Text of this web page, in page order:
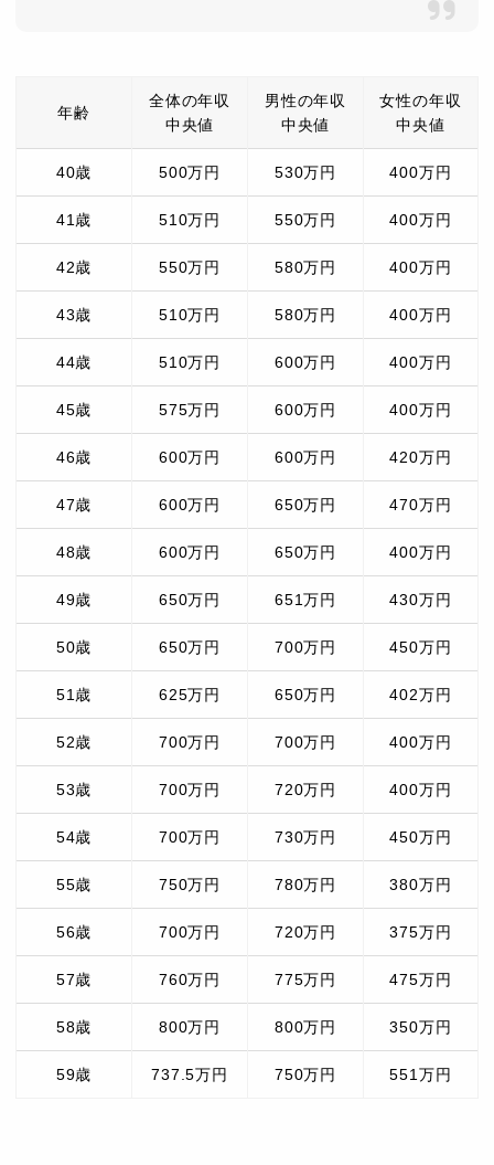
年齢
全体の年収
中央値
男性の年収
中央値
女性の年収
中央値
40歳 500万円 530万円 400万円
41歳 510万円 550万円 400万円
42歳 550万円 580万円 400万円
43歳 510万円 580万円 400万円
44歳 510万円 600万円 400万円
45歳 575万円 600万円 400万円
46歳 600万円 600万円 420万円
47歳 600万円 650万円 470万円
48歳 600万円 650万円 400万円
49歳 650万円 651万円 430万円
50歳 650万円 700万円 450万円
51歳 625万円 650万円 402万円
52歳 700万円 700万円 400万円
53歳 700万円 720万円 400万円
54歳 700万円 730万円 450万円
55歳 750万円 780万円 380万円
56歳 700万円 720万円 375万円
57歳 760万円 775万円 475万円
58歳 800万円 800万円 350万円
59歳 737.5万円 750万円 551万円